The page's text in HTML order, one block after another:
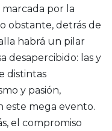
marcada por la
obstante, detrás de
habrá un pilar
desapercibido: las y
distintas
y pasión,
este mega evento.
el compromiso